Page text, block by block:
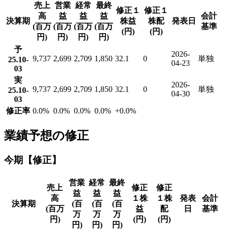
決算期
売上
高
(百万
円)
営業
益
(百万
円)
経常
益
(百万
円)
最終
益
(百万
円)
修正１
株益
(円)
修正１
株配
(円)
発表日
会計
基準
予
25.10-
03
9,737 2,699 2,709 1,850 32.1 0
2026-
04-23
単独
実
25.10-
03
9,737 2,699 2,709 1,850 32.1 0
2026-
04-30
単独
修正率 0.0% 0.0% 0.0% 0.0% +0.0%
業績予想の修正
今期【修正】
決算期
売上
高
(百万
円)
営業
益
(百
万
円)
経常
益
(百
万
円)
最終
益
(百
万
円)
修正
１株
益
(円)
修正
１株
配
(円)
発表
日
会計
基準